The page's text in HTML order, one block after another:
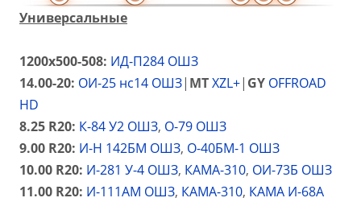
Универсальные
1200х500-508: ИД-П284 ОШЗ
14.00-20: ОИ-25 нс14 ОШЗ| MTXZL+| GY OFFROAD
HD
8.25 R20: К-84 У2 ОШЗ, О-79 ОШЗ
9.00 R20: И-Н 142БМ ОШЗ, О-40БМ-1 ОШЗ
10.00 R20: И-281 У-4 ОШЗ, КАМА-310, ОИ-73Б ОШЗ
11.00 R20: И-111АМ ОШЗ, КАМА-310, КАМА И-68А